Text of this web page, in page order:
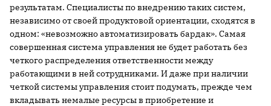
результатам. Специалисты по внедрению таких систем,
независимо от своей продуктовой ориентации, сходятся в
одном: «невозможно автоматизировать бардак». Самая
совершенная система управления не будет работать без
четкого распределения ответственности между
работающими в ней сотрудниками. И даже при наличии
четкой системы управления стоит подумать, прежде чем
вкладывать немалые ресурсы в приобретение и